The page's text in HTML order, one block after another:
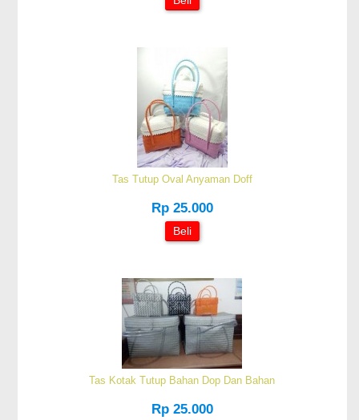
Tas Tutup Oval Anyaman Doff
Rp 25.000
Beli
Tas Kotak Tutup Bahan Dop Dan Bahan
Rp 25.000